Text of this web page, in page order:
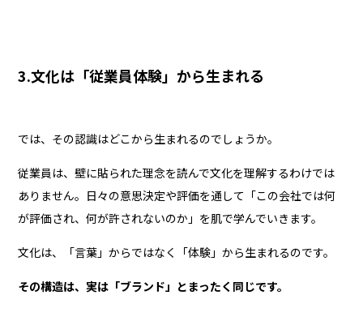
3.文化は「従業員体験」から生まれる
では、その認識はどこから生まれるのでしょうか。
従業員は、壁に貼られた理念を読んで文化を理解するわけでは
ありません。日々の意思決定や評価を通して「この会社では何
が評価され、何が許されないのか」を肌で学んでいきます。
文化は、「言葉」からではなく「体験」から生まれるのです。
その構造は、実は「ブランド」とまったく同じです。